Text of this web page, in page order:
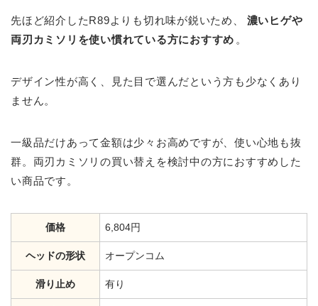
先ほど紹介したR89よりも切れ味が鋭いため、
濃いヒゲや
両刃カミソリを使い慣れている方におすすめ 。
デザイン性が高く、見た目で選んだという方も少なくあり
ません。
一級品だけあって金額は少々お高めですが、使い心地も抜
群。両刃カミソリの買い替えを検討中の方におすすめした
い商品です。
価格 6,804円
ヘッドの形状 オープンコム
滑り止め 有り